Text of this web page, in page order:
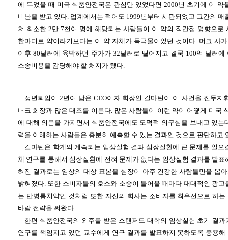
에 두었을 때 미국 식품안전국은 관심만 있었다면 2000년 초기에 이 약
비난을 받고 있다. 업계에서는 적어도 1999년부터 시판되었고 그간의 매
쳐 최소한 2만 7천여 명에 해당되는 사람들이 이 약의 직간접 영향으로
한마디로 약이라기보다는 이 약 자체가 독극물이었던 것이다. 머크 사
이후 80달러에 육박하던 주가가 32달러로 떨어지고 결국 100억 달러
소송비용을 감당해야 할 처지가 됐다.
정년퇴임이 2년여 남은 CEO이자 회장인 길마틴이 이 사건을 진두지
버크 회장과 많은 대조를 이룬다. 많은 사람들이 이런 약이 어떻게 미국
에 대해 의문을 가지면서 식품안전국에도 도덕적 의구심을 보내고 있는
력을 이해하는 사람들은 충분히 예측할 수 있는 결과인 것으로 판단하고
길마틴은 학계의 계속되는 임상실험 결과 심장질환에 큰 문제를 일으
체 연구를 통해서 심장질환에 전혀 문제가 없다는 임상실험 결과를 발
혀진 결과로는 임상의 대상 표본을 심장이 아주 건강한 사람들만을 뽑
밝혀졌다. 또한 소비자들의 호소와 소송이 들어올 때마다 대대적인 광
는 만병통치약인 것처럼 또한 자신의 회사는 소비자를 최우선으로 하
바람 전략을 써왔다.
한편 식품안전국의 외주를 받은 스탠퍼드 대학의 임상실험 초기 결
연구를 책임지고 있던 교수에게 연구 결과를 발표하지 못하도록 종용